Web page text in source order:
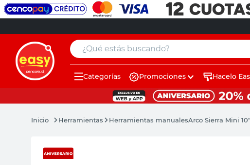
¿Qué estás buscando?
Categorías Promociones Hacelo
Herramientas Herramientas manualesArco Sierra Mini
muebles